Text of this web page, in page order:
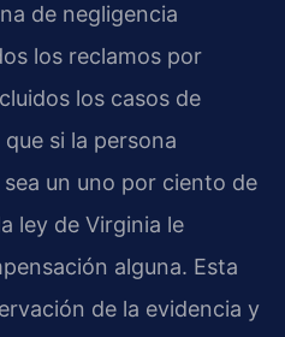
de negligencia
los reclamos por
los casos de
si la persona
un uno por ciento de
ley de Virginia le
alguna. Esta
de la evidencia y